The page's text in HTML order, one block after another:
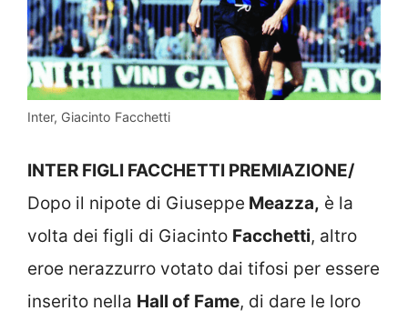
Inter, Giacinto Facchetti
INTER FIGLI FACCHETTI PREMIAZIONE/
Dopo il nipote di Giuseppe Meazza, è la
volta dei figli di Giacinto Facchetti, altro
eroe nerazzurro votato dai tifosi per essere
inserito nella Hall of Fame, di dare le loro